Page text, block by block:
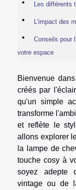
Les différents
L'impact des
Conseils pour
votre espace
Bienvenue
créés par
qu'un simple
transforme
et reflète le
allons explorer
la lampe de
touche cosy à
soyez adepte
vintage ou de